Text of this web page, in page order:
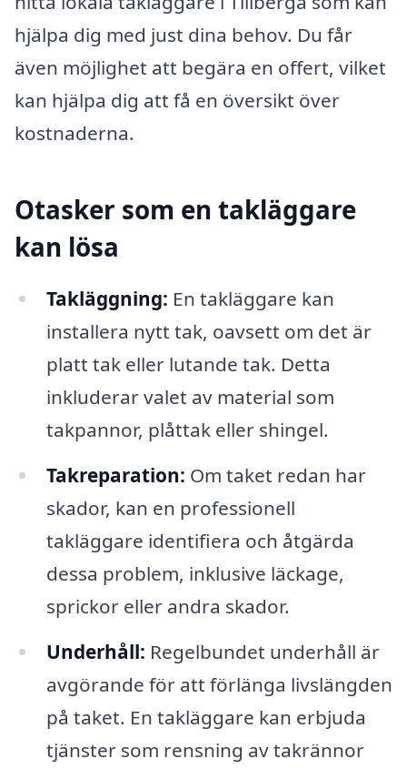
hjälpa dig med just dina behov. Du får
även möjlighet att begära en offert, vilket
kan hjälpa dig att få en översikt över
kostnaderna.
Otasker som en takläggare
kan lösa
Takläggning: En takläggare kan
installera nytt tak, oavsett om det är
platt tak eller lutande tak. Detta
inkluderar valet av material som
takpannor, plåttak eller shingel.
Takreparation: Om taket redan har
skador, kan en professionell
takläggare identifiera och åtgärda
dessa problem, inklusive läckage,
sprickor eller andra skador.
Underhåll: Regelbundet underhåll är
avgörande för att förlänga livslängden
på taket. En takläggare kan erbjuda
tjänster som rensning av takrännor